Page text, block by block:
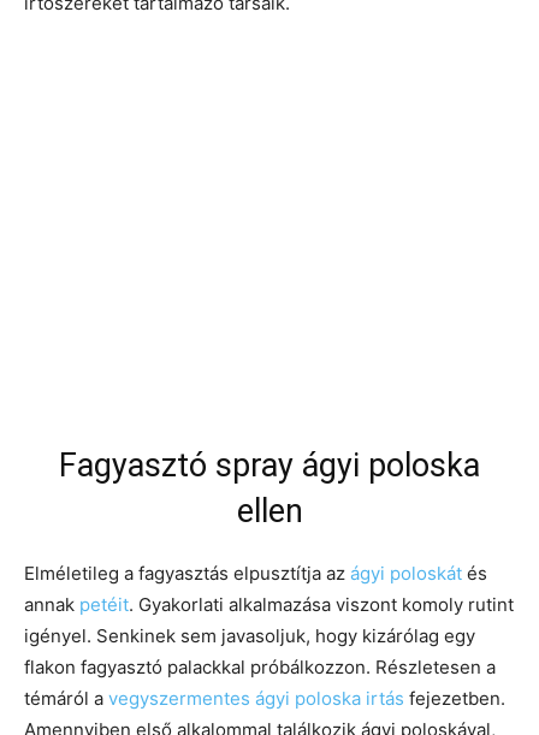
Fagyasztó spray ágyi poloska
ellen
Elméletileg a fagyasztás elpusztítja az ágyi poloskát és
annak petéit. Gyakorlati alkalmazása viszont komoly rutint
igényel. Senkinek sem javasoljuk, hogy kizárólag egy
flakon fagyasztó palackkal próbálkozzon. Részletesen a
témáról a vegyszermentes ágyi poloska irtás fejezetben.
Amennyiben első alkalommal találkozik ágyi poloskával,